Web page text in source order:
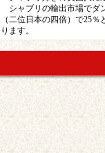
シャブリの輸出市場でダ
（二位日本の四倍）で25
ります。